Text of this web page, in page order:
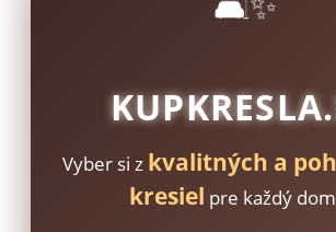
Vyber si z kvalitných a
kresiel pre každý